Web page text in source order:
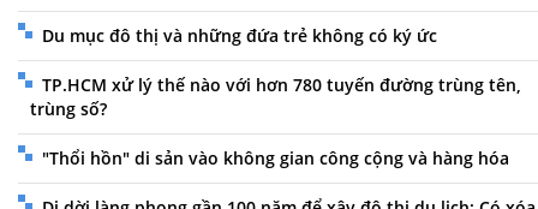
Du mục đô thị và những đứa trẻ không có ký ức
TP.HCM xử lý thế nào với hơn 780 tuyến đường trùng tên,
trùng số?
"Thổi hồn" di sản vào không gian công cộng và hàng hóa